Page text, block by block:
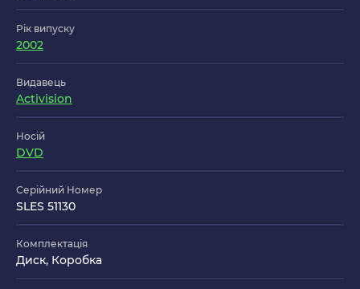
Рік випуску
2002
Видавець
Activision
Носій
DVD
Серійний Номер
SLES 51130
Комплектація
Диск, Коробка